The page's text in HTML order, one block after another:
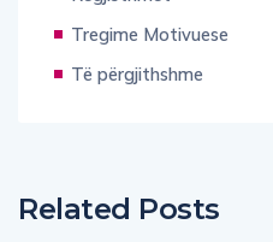
Tregime Motivuese
Të përgjithshme
Related Posts